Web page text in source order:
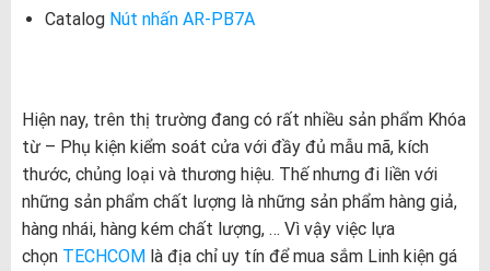
Catalog Nút nhấn AR-PB7A
Hiện nay, trên thị trường đang có rất nhiều sản phẩm Khóa
từ – Phụ kiện kiểm soát cửa với đầy đủ mẫu mã, kích
thước, chủng loại và thương hiệu. Thế nhưng đi liền với
những sản phẩm chất lượng là những sản phẩm hàng giả,
hàng nhái, hàng kém chất lượng, … Vì vậy việc lựa
chọn TECHCOMlà địa chỉ uy tín để mua sắm Linh kiện gá